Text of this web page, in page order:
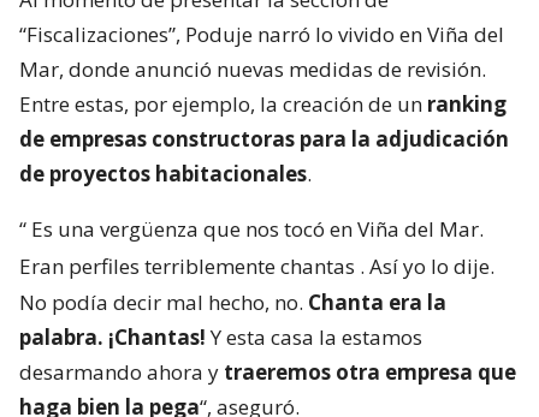
“Fiscalizaciones”, Poduje narró lo vivido en Viña del
Mar, donde anunció nuevas medidas de revisión.
Entre estas, por ejemplo, la creación de un ranking
de empresas constructoras para la adjudicación
de proyectos habitacionales.
“ Es una vergüenza que nos tocó en Viña del Mar.
Eran perfiles terriblemente chantas . Así yo lo dije.
No podía decir mal hecho, no. Chanta era la
palabra. ¡Chantas!Y esta casa la estamos
desarmando ahora y traeremos otra empresa que
haga bien la pega“, aseguró.